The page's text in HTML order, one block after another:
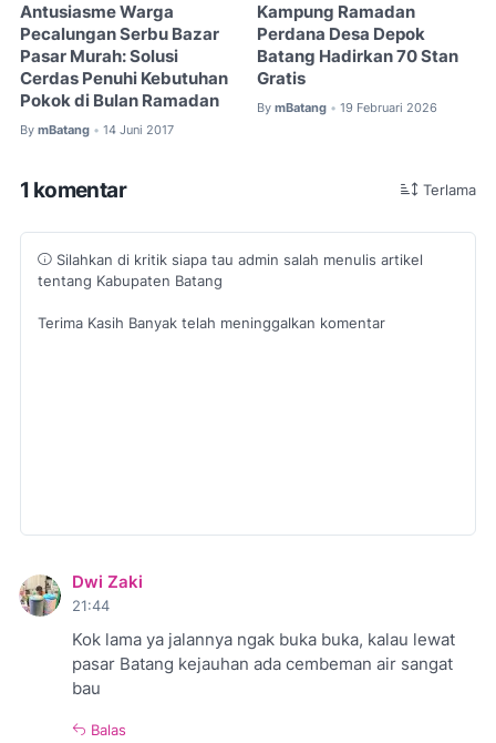
Antusiasme Warga
Pecalungan Serbu Bazar
Pasar Murah: Solusi
Cerdas Penuhi Kebutuhan
Pokok di Bulan Ramadan
By mBatang • 14 Juni 2017
Kampung Ramadan
Perdana Desa Depok
Batang Hadirkan 70 Stan
Gratis
By mBatang • 19 Februari 2026
1 komentar Terlama
Silahkan di kritik siapa tau admin salah menulis artikel
tentang Kabupaten Batang
Terima Kasih Banyak telah meninggalkan komentar
Dwi Zaki
21:44
Kok lama ya jalannya ngak buka buka, kalau lewat
pasar Batang kejauhan ada cembeman air sangat
bau
Balas